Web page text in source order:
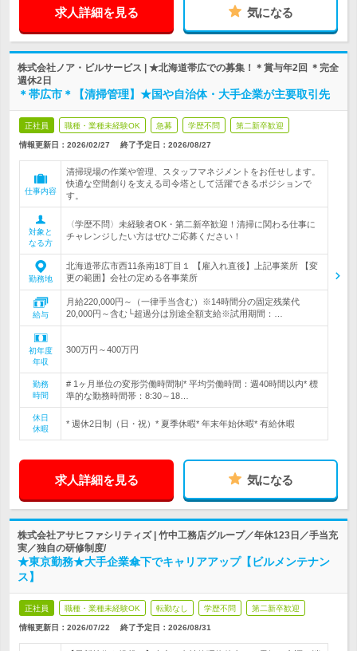
求人詳細を見る 気になる
株式会社ノア・ビルサービス | ★北海道帯広での募集！＊賞与年2回 ＊完全
週休2日
＊帯広市＊【清掃管理】★国や自治体・大手企業が主要取引先
正社員 職種・業種未経験OK 急募 学歴不問 第二新卒歓迎
情報更新日：2026/02/27 終了予定日： 2026/08/27
仕事内容
清掃現場の作業や管理、スタッフマネジメントをお任せします。
快適な空間創りを支える司令塔として活躍できるポジションで
す。
対象と
なる方
〈学歴不問〉未経験者OK・第二新卒歓迎！清掃に関わる仕事に
チャレンジしたい方はぜひご応募ください！
勤務地
北海道帯広市西11条南18丁目１ 【雇入れ直後】上記事業所 【変
更の範囲】会社の定める各事業所
給与
月給220,000円～（一律手当含む）※14時間分の固定残業代
20,000円～含む└超過分は別途全額支給※試用期間：…
初年度
年収
300万円～400万円
勤務
時間
# 1ヶ月単位の変形労働時間制* 平均労働時間：週40時間以内* 標
準的な勤務時間帯：8:30～18…
休日
休暇
* 週休2日制（日・祝）* 夏季休暇* 年末年始休暇* 有給休暇
求人詳細を見る 気になる
株式会社アサヒファシリティズ | 竹中工務店グループ／年休123日／手当充
実／独自の研修制度/
★東京勤務★大手企業傘下でキャリアアップ【ビルメンテナン
ス】
正社員 職種・業種未経験OK 転勤なし 学歴不問 第二新卒歓迎
情報更新日：2026/07/22 終了予定日： 2026/08/31